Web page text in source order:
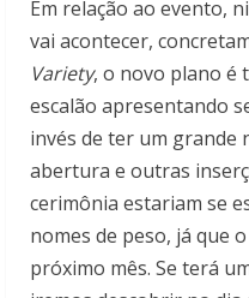
Em relação ao evento,
vai acontecer,
Variety, o novo plano é
escalão apresentando
invés de ter um grande
abertura e outras
cerimônia estariam se
nomes de peso, já que
próximo mês. Se terá